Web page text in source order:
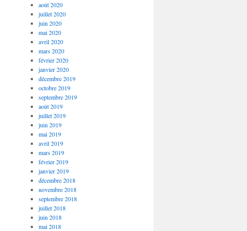
août 2020
juillet 2020
juin 2020
mai 2020
avril 2020
mars 2020
février 2020
janvier 2020
décembre 2019
octobre 2019
septembre 2019
août 2019
juillet 2019
juin 2019
mai 2019
avril 2019
mars 2019
février 2019
janvier 2019
décembre 2018
novembre 2018
septembre 2018
juillet 2018
juin 2018
mai 2018